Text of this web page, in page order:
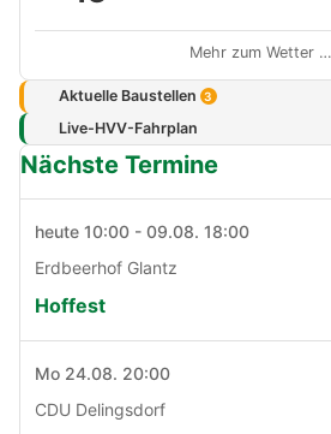
Mehr zum Wetter …
Aktuelle Baustellen 3
Live-HVV-Fahrplan
Nächste Termine
heute 10:00 - 09.08. 18:00
Erdbeerhof Glantz
Hoffest
Mo 24.08. 20:00
CDU Delingsdorf